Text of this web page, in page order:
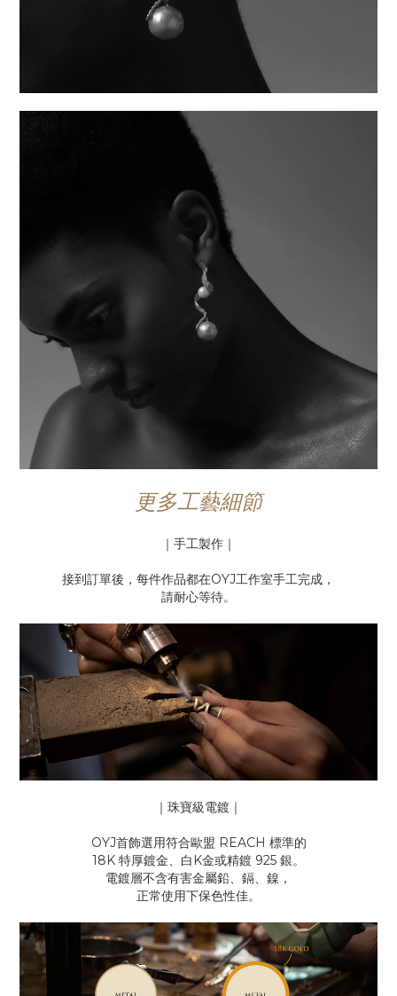
更多工藝細節
｜手工製作｜
接到訂單後，每件作品都在OYJ工作室手工完成，
請耐心等待。
｜珠寶級電鍍｜
OYJ首飾選用符合歐盟 REACH 標準的
18K 特厚鍍金、白K金或精鍍 925 銀。
電鍍層不含有害金屬鉛、鎘、鎳，
正常使用下保色性佳。